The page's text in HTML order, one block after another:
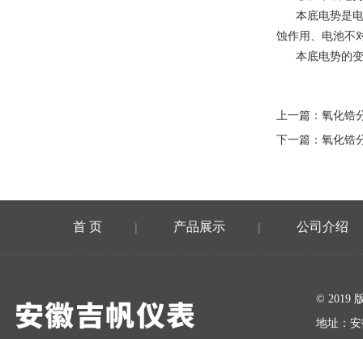
本底电势是电
蚀作用、电池不
本底电势的变
上一篇： 氧化锆
下一篇： 氧化锆
首 页 | 产品展示 | 公司介绍
© 2019
地址：